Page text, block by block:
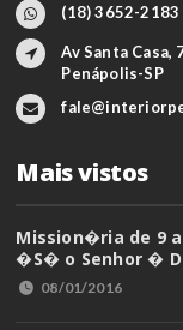
(18) 3652-2183
Av Santa Casa,
Penápolis-SP
Mais vistos
Mission�ria de 9
�S� o Senhor �
08/01/2016